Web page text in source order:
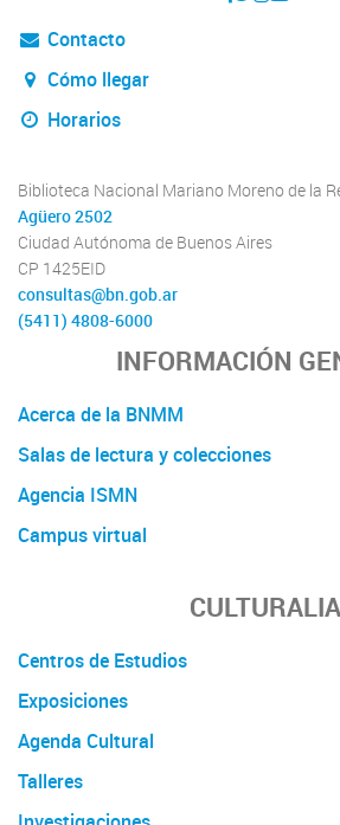
Contacto
Cómo llegar
Horarios
Biblioteca Nacional Mariano Moreno de la
Agüero 2502
Ciudad Autónoma de Buenos Aires
CP 1425EID
consultas@bn.gob.ar
(5411) 4808-6000
INFORMACIÓN
Acerca de la BNMM
Salas de lectura y colecciones
Agencia ISMN
Campus virtual
CULTURALIA
Centros de Estudios
Exposiciones
Agenda Cultural
Talleres